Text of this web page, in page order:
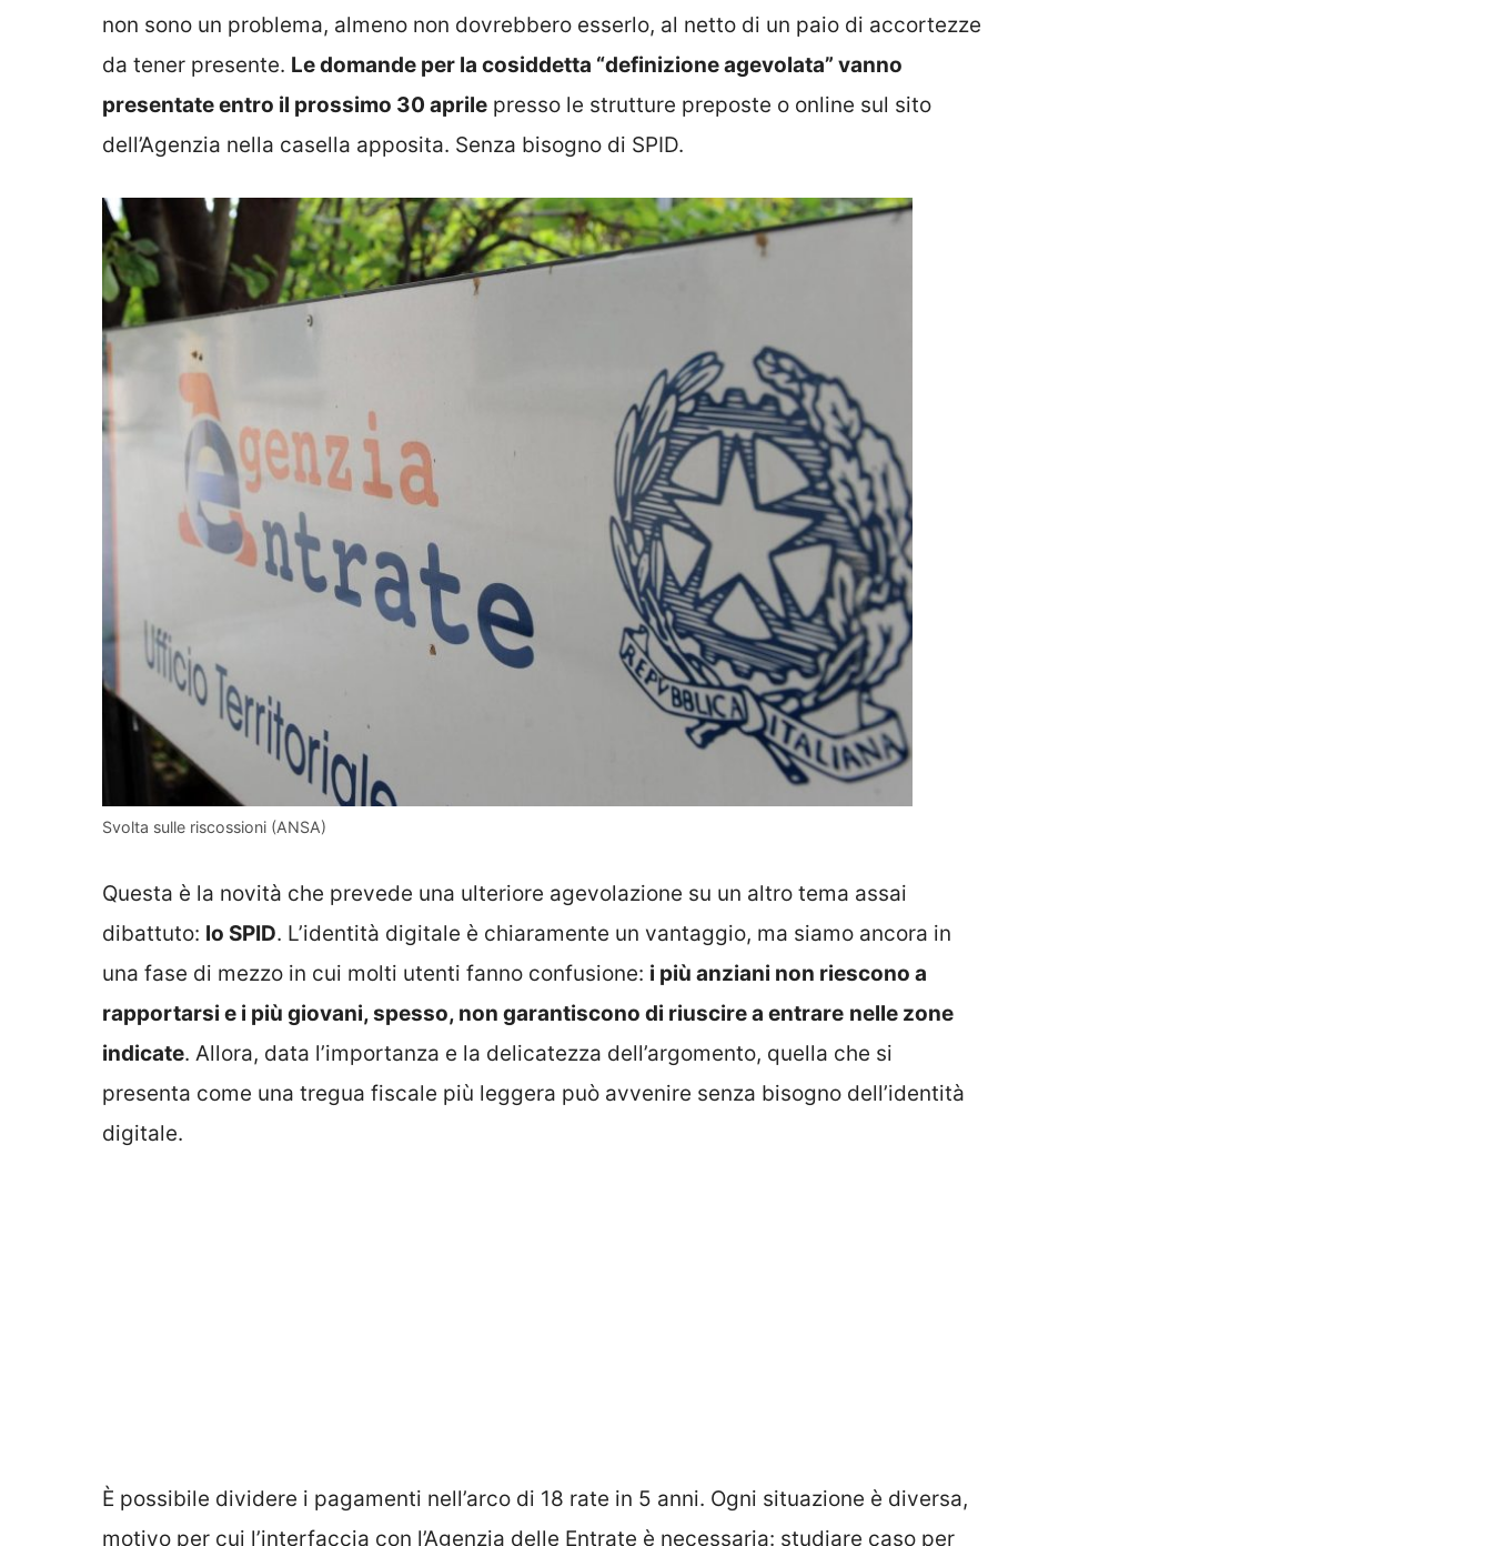
non sono un problema, almeno non dovrebbero esserlo, al netto di un paio di accortezze
da tener presente. Le domande per la cosiddetta “definizione agevolata” vanno
presentate entro il prossimo 30 aprile presso le strutture preposte o online sul sito
dell’Agenzia nella casella apposita. Senza bisogno di SPID.
Svolta sulle riscossioni (ANSA)
Questa è la novità che prevede una ulteriore agevolazione su un altro tema assai
dibattuto: lo SPID. L’identità digitale è chiaramente un vantaggio, ma siamo ancora in
una fase di mezzo in cui molti utenti fanno confusione: i più anziani non riescono a
rapportarsi e i più giovani, spesso, non garantiscono di riuscire a entrare nelle zone
indicate. Allora, data l’importanza e la delicatezza dell’argomento, quella che si
presenta come una tregua fiscale più leggera può avvenire senza bisogno dell’identità
digitale.
È possibile dividere i pagamenti nell’arco di 18 rate in 5 anni. Ogni situazione è diversa,
motivo per cui l’interfaccia con l’Agenzia delle Entrate è necessaria: studiare caso per